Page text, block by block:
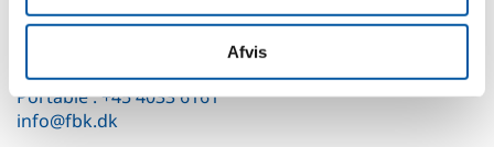
Afvis
Danemark
Téléphone :+45 6614 3661
Portable :+45 4033 6161
info@fbk.dk